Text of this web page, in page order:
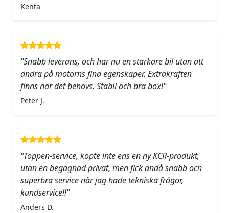
Kenta
"Snabb leverans, och har nu en starkare bil utan att
ändra på motorns fina egenskaper. Extrakraften
finns när det behövs. Stabil och bra box!"
Peter J.
"Toppen-service, köpte inte ens en ny KCR-produkt,
utan en begagnad privat, men fick ändå snabb och
superbra service när jag hade tekniska frågor,
kundservice!!"
Anders D.